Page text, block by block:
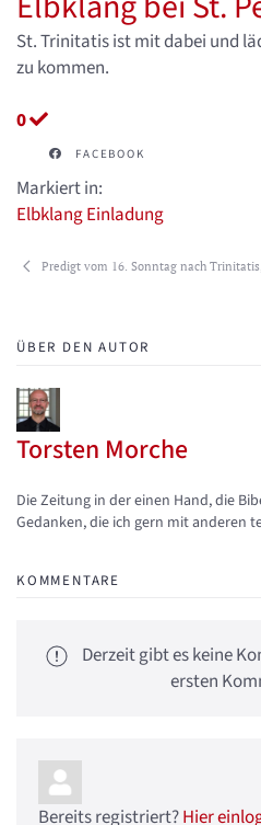
St. Trinitatis ist mit dabei und
zu kommen.
0
FACEBOOK
Markiert in:
ElbklangEinladung
Predigt vom 16. Sonntag nach
ÜBER DEN AUTOR
Torsten Morche
Updates abonnieren
Abo von Updates dieses Autors
Die Zeitung in der einen Hand, die
Gedanken, die ich gern mit anderen
KOMMENTARE
Derzeit gibt es keine
ersten
Bereits registriert?Hier